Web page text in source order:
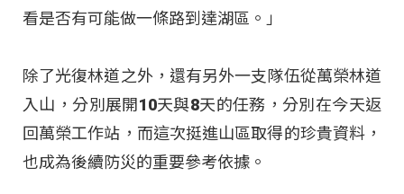
看是否有可能做一條路到達湖區。」
除了光復林道之外，還有另外一支隊伍從萬榮林道
入山，分別展開10天與8天的任務，分別在今天返
回萬榮工作站，而這次挺進山區取得的珍貴資料，
也成為後續防災的重要參考依據。